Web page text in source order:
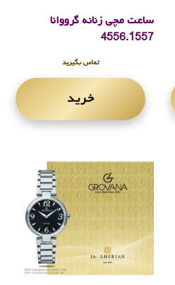
ساعت مچی زنانه گرووانا
4556.1557
تماس بگیرید
خرید